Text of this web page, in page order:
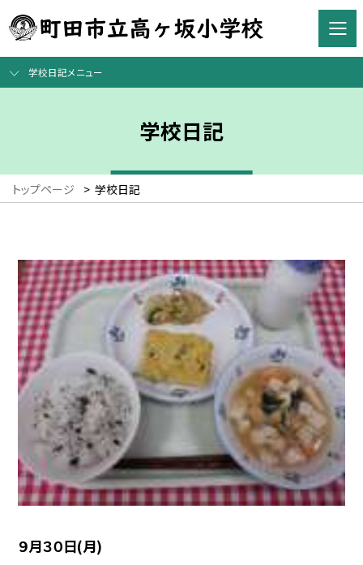
学校日記メニュー
学校日記
トップページ > 学校日記
９月３０日(月)